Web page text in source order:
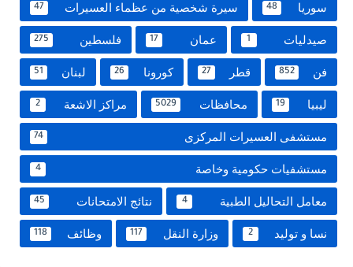
سوريا 48 سيرة شخصية من عظماء العسيرات 47
صيدليات 1 عمان 17 فلسطين 275
فن 852 قطر 27 كورونا 26 لبنان 51
ليبيا 19 محافظات 5029 مراكز الاشعة 2
مستشفى العسيرات المركزى 74
مستشفيات حكومية وخاصة 4
معامل التحاليل الطبية 4 نتائج الامتحانات 45
نسا و توليد 2 وزارة النقل 117 وظائف 118